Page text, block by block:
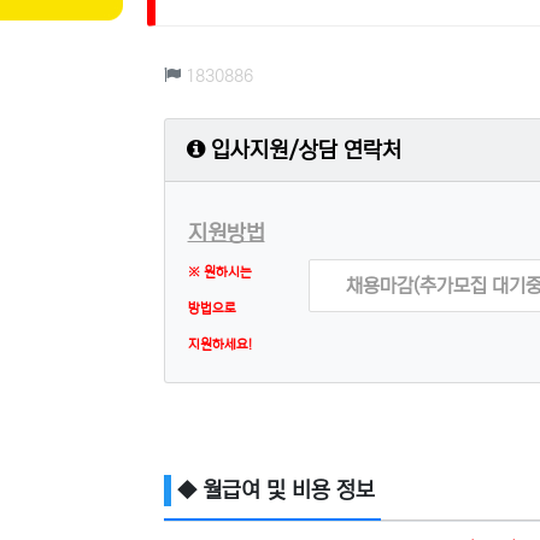
컨텐츠 정보
1830886조회
입사지원/상담 연락처
지원방법
※ 원하시는
방법으로
지원하세요!
채용마감(추가모집 대기
◆ 월급여 및 비용 정보